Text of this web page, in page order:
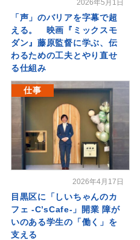
2026年5月1日
「声」のバリアを字幕で超
える。 映画『ミックスモ
ダン』藤原監督に学ぶ、伝
わるための工夫とやり直せ
る仕組み
仕事
2026年4月17日
目黒区に「しいちゃんのカ
フェ -C’sCafe-」開業 障が
いのある学生の「働く」を
支える